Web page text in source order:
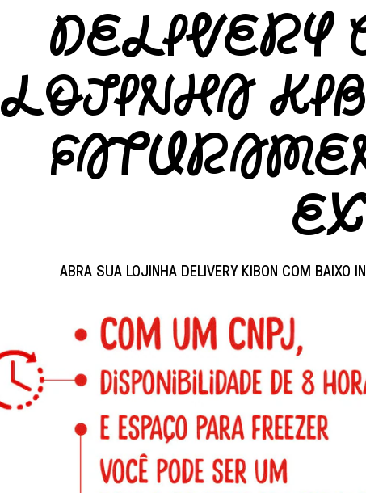
DELIVERY
LOJINHA
ABRA SUA LOJINHA DELIVERY KIBON COM BAIXO